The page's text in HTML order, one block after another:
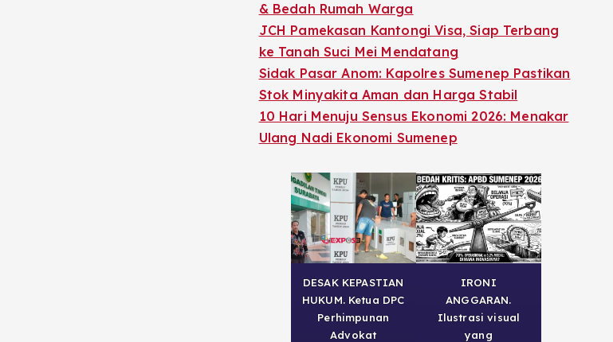
& Bedah Rumah Warga
JCH Pamekasan Kantongi Visa, Siap Terbang
ke Tanah Suci Mei Mendatang
Sidak Pasar Anom: Kapolres Sumenep Pastikan
Stok Minyakita Aman dan Harga Stabil
10 Hari Menuju Sensus Ekonomi 2026: Menakar
Ulang Nadi Ekonomi Sumenep
DESAK KEPASTIAN
HUKUM. Ketua DPC
Perhimpunan
Advokat
IRONI
ANGGARAN.
Ilustrasi visual
yang